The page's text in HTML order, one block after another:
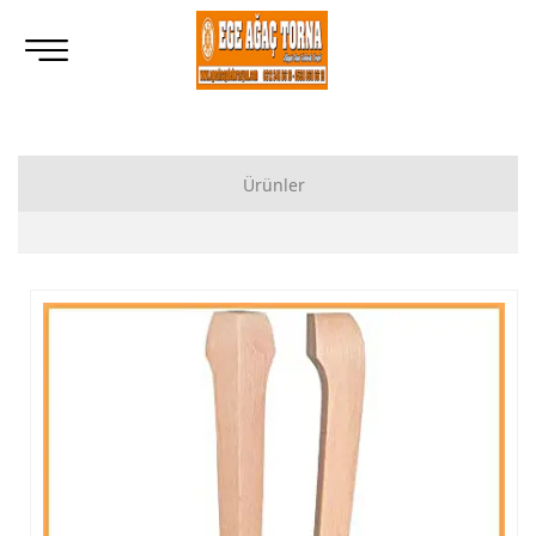
Ürünler
Tornalı Ahşap Ayak, Ahşap Topuz Ayak İmalatı, Modelleri
Ham Ahşap Göbekli Masa Ayak İmalatı, Modelleri
Ham Ahşap Yemek Masası İmalatı, Modelleri
Ham Ahşap Sandalye İmalatı, Modelleri
Ham Ahşap Zigon Sehpa İmalatı, Modelleri